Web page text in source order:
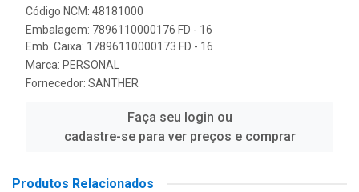
Código NCM: 48181000
Embalagem: 7896110000176 FD - 16
Emb. Caixa: 17896110000173 FD - 16
Marca: PERSONAL
Fornecedor: SANTHER
Faça seu login ou
cadastre-se para ver preços e comprar
Produtos Relacionados